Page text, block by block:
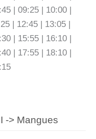
| 09:25 | 10:00 |
| 12:45 | 13:05 |
| 15:55 | 16:10 |
| 17:55 | 18:10 |
-> Mangues